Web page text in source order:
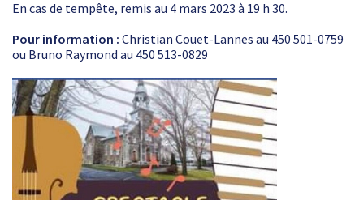
En cas de tempête, remis au 4 mars 2023 à 19 h 30.
Pour information : Christian Couet-Lannes au 450 501-0759
ou Bruno Raymond au 450 513-0829